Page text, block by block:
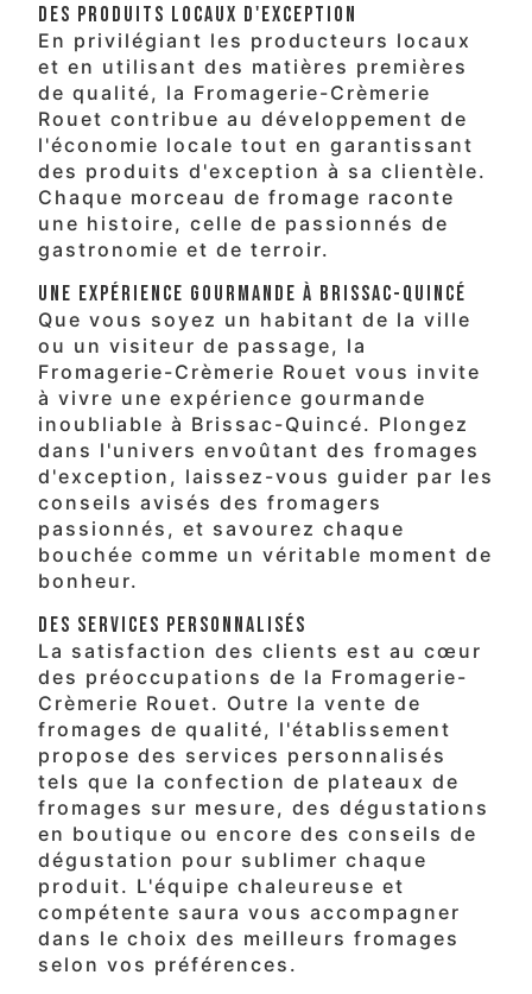
Des Produits Locaux d'Exception
En privilégiant les producteurs locaux
et en utilisant des matières premières
de qualité, la Fromagerie-Crèmerie
Rouet contribue au développement de
l'économie locale tout en garantissant
des produits d'exception à sa clientèle.
Chaque morceau de fromage raconte
une histoire, celle de passionnés de
gastronomie et de terroir.
Une Expérience Gourmande à Brissac-Quincé
Que vous soyez un habitant de la ville
ou un visiteur de passage, la
Fromagerie-Crèmerie Rouet vous invite
à vivre une expérience gourmande
inoubliable à Brissac-Quincé. Plongez
dans l'univers envoûtant des fromages
d'exception, laissez-vous guider par les
conseils avisés des fromagers
passionnés, et savourez chaque
bouchée comme un véritable moment de
bonheur.
Des Services Personnalisés
La satisfaction des clients est au cœur
des préoccupations de la Fromagerie-
Crèmerie Rouet. Outre la vente de
fromages de qualité, l'établissement
propose des services personnalisés
tels que la confection de plateaux de
fromages sur mesure, des dégustations
en boutique ou encore des conseils de
dégustation pour sublimer chaque
produit. L'équipe chaleureuse et
compétente saura vous accompagner
dans le choix des meilleurs fromages
selon vos préférences.